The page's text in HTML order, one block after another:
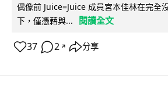
偶像前 Juice=Juice 成員宮本佳林在完全
下，僅憑藉與...
閱讀全文
37 2 ↗ 分享